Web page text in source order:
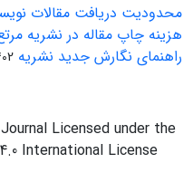
محدودیت دریافت مقالات
هزینه چاپ مقاله در نشریه
راهنمای نگارش جدید نشریه 22
Licensed under the
International License